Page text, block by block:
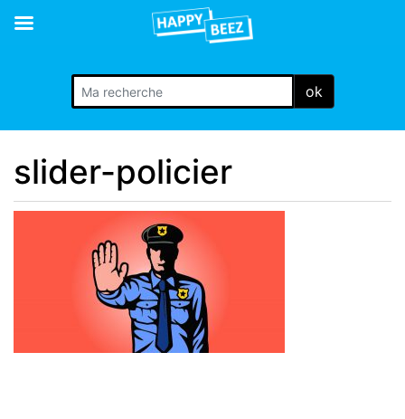
ok
slider-policier